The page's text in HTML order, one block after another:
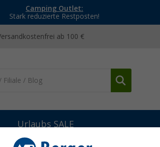
Camping Outlet:
Stark reduzierte Restposten!
ab 100 €
Urlaubs SALE